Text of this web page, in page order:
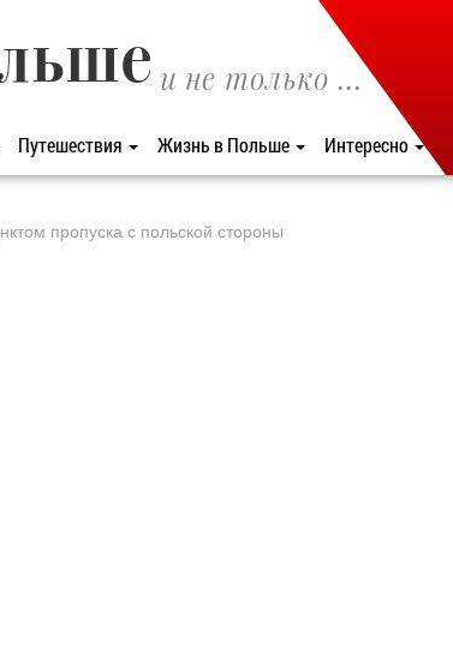
и не только ...
Путешествия Жизнь в Польше Интересно
пропуска с польской стороны